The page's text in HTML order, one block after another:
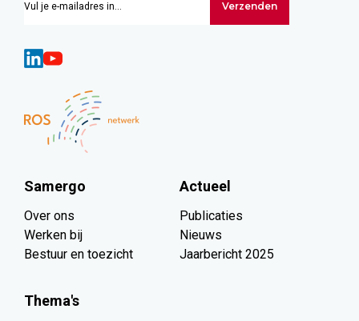
Samergo
Over ons
Werken bij
Bestuur en toezicht
Actueel
Publicaties
Nieuws
Jaarbericht 2025
Thema's
Verzenden